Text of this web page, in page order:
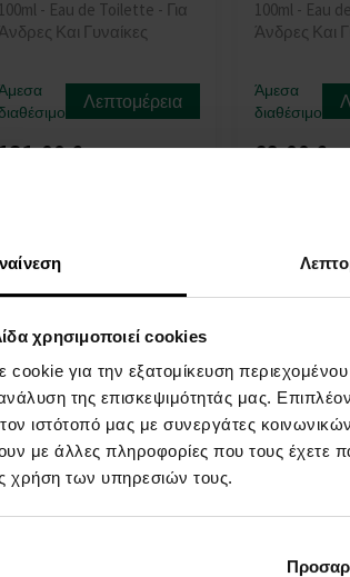
χρησιμοποιεί cookies
cookie για την εξατομίκευση
της επισκεψιμότητάς μας.
τον ιστότοπό μας με συνεργάτες
με άλλες πληροφορίες που τους έχετε
χρήση των υπηρεσιών τους.
100ml - Eau de Toilette - Για
Άνδρες Και Γυναίκες
διαθέσιμο
Λεπτομέρεια
€
100ml - Eau
Άνδρες Και
Άμεσα
διαθέσιμο
68,00 €
Molecules
03 Eau de Toilette
- Eau de Toilette -
Escentric
100ml - Eau
Γυναίκες